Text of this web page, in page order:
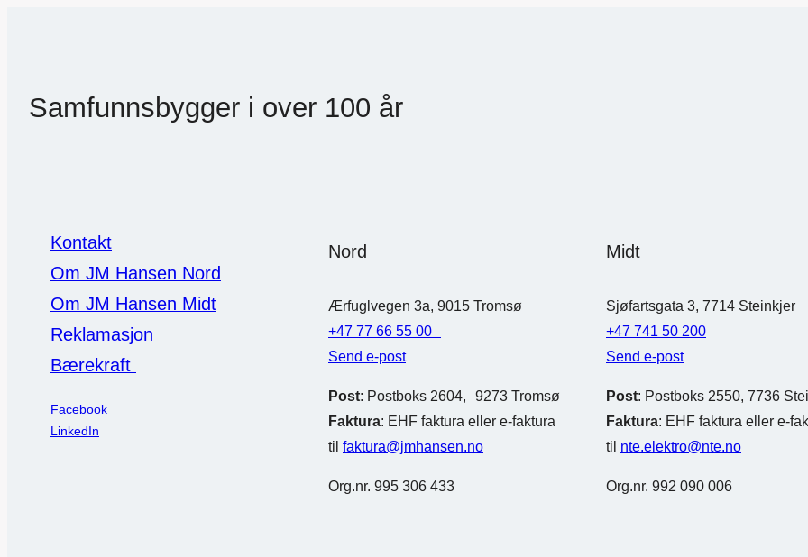
Samfunnsbygger i over 100 år
Kontakt
Om JM Hansen Nord
Om JM Hansen Midt
Reklamasjon
Bærekraft
Facebook
LinkedIn
Nord
Ærfuglvegen 3a, 9015 Tromsø
+47 77 66 55 00
Send e-post
Post: Postboks 2604, 9273 Tromsø
Faktura: EHF faktura eller e-faktura
til faktura@jmhansen.no
Org.nr. 995 306 433
Midt
Sjøfartsgata 3, 7714 Steinkjer
+47 741 50 200
Send e-post
Post: Postboks 2550, 7736
Faktura: EHF faktura eller e-
til nte.elektro@nte.no
Org.nr. 992 090 006